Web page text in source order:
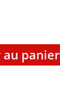
panier